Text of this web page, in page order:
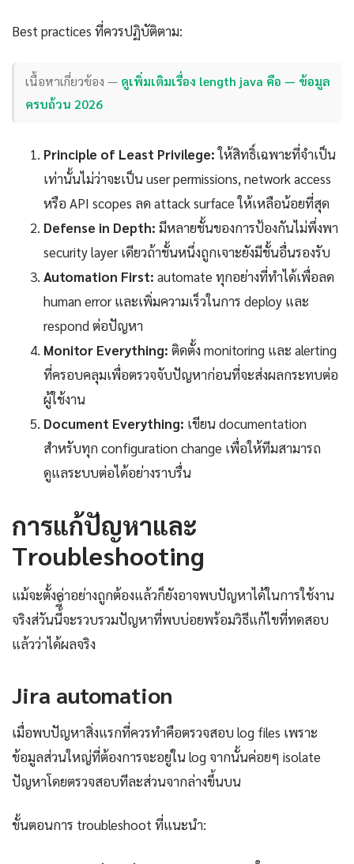
Best practices ที่ควรปฏิบัติตาม:
เนื้อหาเกี่ยวข้อง — ดูเพิ่มเติมเรื่อง length java คือ — ข้อมูล
ครบถ้วน 2026
Principle of Least Privilege:ให้สิทธิ์เฉพาะที่จำเป็น
เท่านั้นไม่ว่าจะเป็น user permissions, network access
หรือ API scopes ลด attack surface ให้เหลือน้อยที่สุด
Defense in Depth: มีหลายชั้นของการป้องกันไม่พึ่งพา
security layer เดียวถ้าชั้นหนึ่งถูกเจาะยังมีชั้นอื่นรองรับ
Automation First: automate ทุกอย่างที่ทำได้เพื่อลด
human error และเพิ่มความเร็วในการ deploy และ
respond ต่อปัญหา
Monitor Everything: ติดตั้ง monitoring และ alerting
ที่ครอบคลุมเพื่อตรวจจับปัญหาก่อนที่จะส่งผลกระทบต่อ
ผู้ใช้งาน
Document Everything: เขียน documentation
สำหรับทุก configuration change เพื่อให้ทีมสามารถ
ดูแลระบบต่อได้อย่างราบรื่น
การแก้ปัญหาและ
Troubleshooting
แม้จะตั้งค่าอย่างถูกต้องแล้วก็ยังอาจพบปัญหาได้ในการใช้งาน
จริงส่วันนี้ี้จะรวบรวมปัญหาที่พบบ่อยพร้อมวิธีแก้ไขที่ทดสอบ
แล้วว่าได้ผลจริง
Jira automation
เมื่อพบปัญหาสิ่งแรกที่ควรทำคือตรวจสอบ log files เพราะ
ข้อมูลส่วนใหญ่ที่ต้องการจะอยู่ใน log จากนั้นค่อยๆ isolate
ปัญหาโดยตรวจสอบทีละส่วนจากล่างขึ้นบน
ขั้นตอนการ troubleshoot ที่แนะนำ: